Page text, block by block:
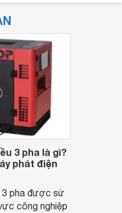
3 pha là gì?
phát điện
3 pha được sử
công nghiệp